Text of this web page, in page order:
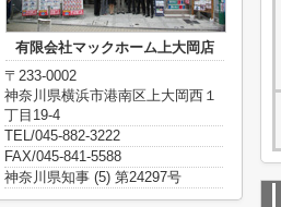
有限会社マックホーム上大岡店
〒233-0002
神奈川県横浜市港南区上大岡西１
丁目19-4
TEL/045-882-3222
FAX/045-841-5588
神奈川県知事 (5) 第24297号